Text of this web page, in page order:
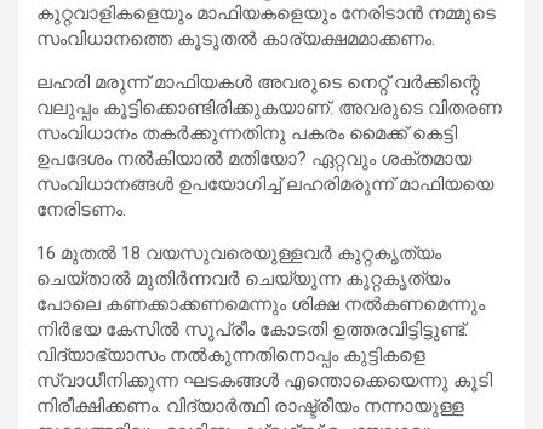
കുറ്റവാളികളെയും മാഫിയകളെയും നേരിടാന്‍ നമ്മുടെ
സംവിധാനത്തെ കൂടുതല്‍ കാര്യക്ഷമമാക്കണം.
ലഹരി മരുന്ന് മാഫിയകള്‍ അവരുടെ നെറ്റ് വര്‍ക്കിന്റെ
വലുപ്പം കൂട്ടിക്കൊണ്ടിരിക്കുകയാണ്. അവരുടെ വിതരണ
സംവിധാനം തകര്‍ക്കുന്നതിനു പകരം മൈക്ക് കെട്ടി
ഉപദേശം നല്‍കിയാല്‍ മതിയോ? ഏറ്റവും ശക്തമായ
സംവിധാനങ്ങള്‍ ഉപയോഗിച്ച് ലഹരിമരുന്ന് മാഫിയയെ
നേരിടണം.
16 മുതല്‍ 18 വയസുവരെയുള്ളവര്‍ കുറ്റകൃത്യം
ചെയ്താല്‍ മുതിര്‍ന്നവര്‍ ചെയ്യുന്ന കുറ്റകൃത്യം
പോലെ കണക്കാക്കണമെന്നും ശിക്ഷ നല്‍കണമെന്നും
നിര്‍ഭയ കേസില്‍ സുപ്രീം കോടതി ഉത്തരവിട്ടിട്ടുണ്ട്.
വിദ്യാഭ്യാസം നല്‍കുന്നതിനൊപ്പം കുട്ടികളെ
സ്വാധീനിക്കുന്ന ഘടകങ്ങള്‍ എന്തൊക്കെയെന്നു കൂടി
നിരീക്ഷിക്കണം. വിദ്യാര്‍ത്ഥി രാഷ്ട്രീയം നന്നായുള്ള